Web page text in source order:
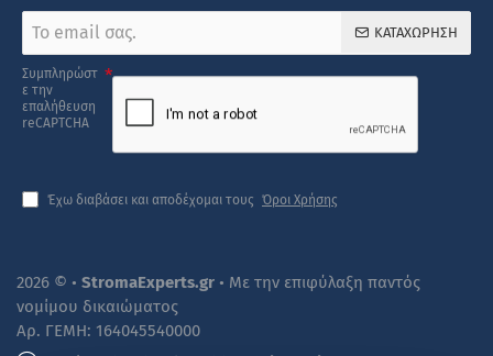
email
σας.
ΚΑΤΑΧΏΡΗΣΗ
Συμπληρώστ
ε την
επαλήθευση
reCAPTCHA
Έχω διαβάσει και αποδέχομαι τους Όροι Χρήσης
2026 © • StromaExperts.gr • Με την επιφύλαξη παντός
νομίμου δικαιώματος
Αρ. ΓΕΜΗ: 164045540000